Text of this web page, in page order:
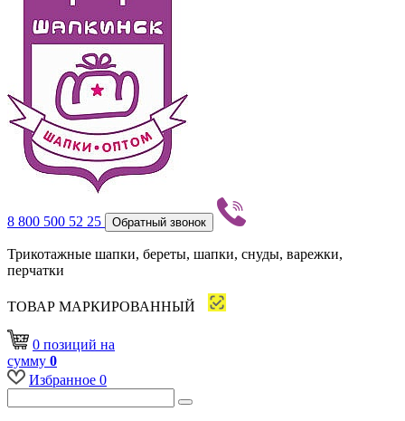
8 800 500 52 25 Обратный звонок
Трикотажные шапки, береты, шапки, снуды, варежки,
перчатки
ТОВАР МАРКИРОВАННЫЙ
0 позиций на
сумму 0
Избранное 0